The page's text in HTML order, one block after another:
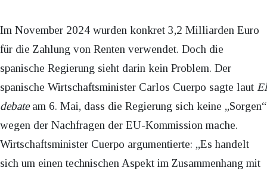
Im November 2024 wurden konkret 3,2 Milliarden Euro
für die Zahlung von Renten verwendet. Doch die
spanische Regierung sieht darin kein Problem. Der
spanische Wirtschaftsminister Carlos Cuerpo sagte laut El
debateam 6. Mai, dass die Regierung sich keine „Sorgen“
wegen der Nachfragen der EU-Kommission mache.
Wirtschaftsminister Cuerpo argumentierte: „Es handelt
sich um einen technischen Aspekt im Zusammenhang mit